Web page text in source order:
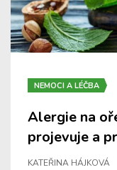
NEMOCI A LÉČBA
Alergie na
projevuje a
KATEŘINA HÁJKOVÁ